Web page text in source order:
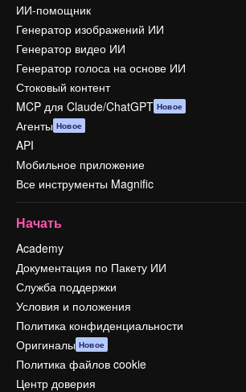
ИИ-помощник
Генератор изображений ИИ
Генератор видео ИИ
Генератор голоса на основе ИИ
Стоковый контент
MCP для Claude/ChatGPT Новое
Агенты Новое
API
Мобильное приложение
Все инструменты Magnific
Начать
Academy
Документация по Пакету ИИ
Служба поддержки
Условия и положения
Политика конфиденциальности
Оригиналы Новое
Политика файлов cookie
Центр доверия